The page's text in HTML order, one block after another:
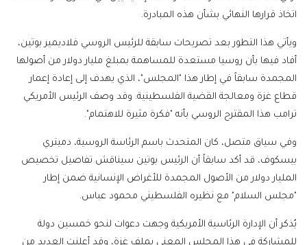
اتخاذ قرارها النهائي بشأن هذه المبادرة.
ويأتي هذا التطور بعد تصريحات سابقة للرئيس الروسي فلاديمير بوتين،
أفاد فيها بأن روسيا مستعدة للمساهمة بمبلغ مليار دولار من أصولها
المجمدة سابقاً في إطار هذا "المجلس"، الذي يهدف إلى إعادة إعمار
قطاع غزة ومعالجة القضية الفلسطينية. وقد وصف الرئيس الأمريكي
ترامب هذا المقترح الروسي بأنه "فكرة مثيرة للاهتمام".
وفي سياق متصل، كان المتحدث باسم الرئاسة الروسية، دميتري
بيسكوف، قد أكد سابقاً أن الرئيس بوتين سيناقش تفاصيل تخصيص
المليار دولار من الأصول المجمدة للأغراض الإنسانية ضمن إطار
"مجلس السلام" مع نظيره الفلسطيني محمود عباس.
يُذكر أن الإدارة الرئاسية الأمريكية وجهت دعوات لنحو خمسين دولة
للمشاركة في هذا المجلس المعني بملف غزة، وقد أعلنت العديد من